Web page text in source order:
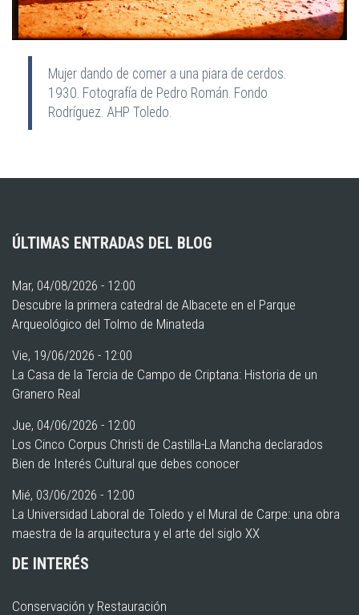
Mujer dando de comer a una piara de cerdos.
1930. Fotografía de Pedro Román. Fondo
Rodríguez. AHP Toledo.
ÚLTIMAS ENTRADAS DEL BLOG
Mar, 04/08/2026 - 12:00
Descubre la primera catedral de Albacete en el Parque
Arqueológico del Tolmo de Minateda
Vie, 19/06/2026 - 12:00
La Casa de la Tercia de Campo de Criptana: Historia de un
Granero Real
Jue, 04/06/2026 - 12:00
Los Cinco Corpus Christi de Castilla-La Mancha declarados
Bien de Interés Cultural que debes conocer
Mié, 03/06/2026 - 12:00
La Universidad Laboral de Toledo y el Mural de Carpe: una obra
maestra de la arquitectura y el arte del siglo XX
DE INTERÉS
Conservación y Restauración